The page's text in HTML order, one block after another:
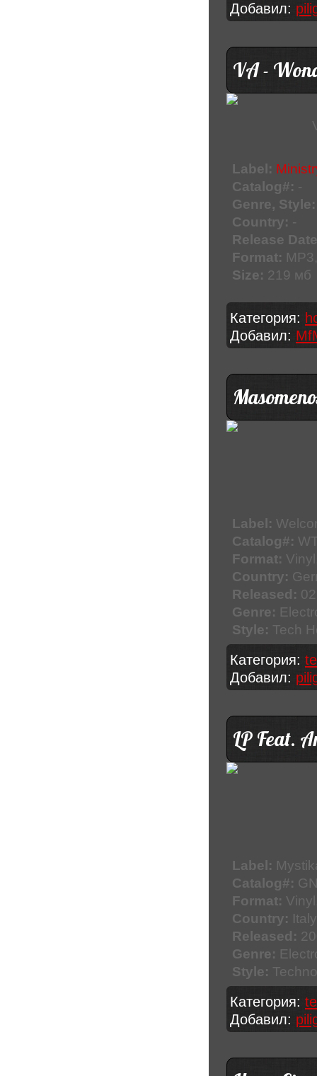
Добавил:
VA -
Label:
Catalog#: -
Genre, Style:
Country: -
Release
Format:
Size: 219 мб
Категория:
Добавил:
Label:
Catalog#:
Format:
Country:
Released:
Genre:
Style: Tech
Категория:
Добавил:
LP Feat.
Label:
Catalog#:
Format:
Country: Italy
Released:
Genre:
Style:
Категория:
Добавил: